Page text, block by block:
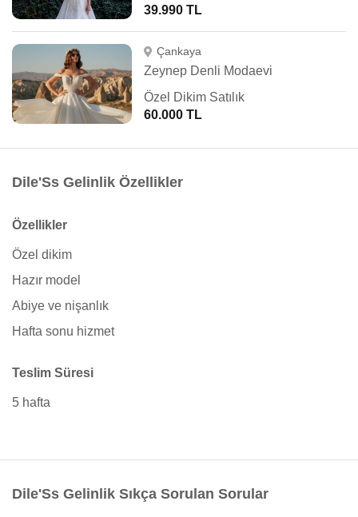
39.990 TL
Çankaya
Zeynep Denli Modaevi
Özel Dikim Satılık
60.000 TL
Dile'Ss Gelinlik Özellikler
Özellikler
Özel dikim
Hazır model
Abiye ve nişanlık
Hafta sonu hizmet
Teslim Süresi
5 hafta
Dile'Ss Gelinlik Sıkça Sorulan Sorular